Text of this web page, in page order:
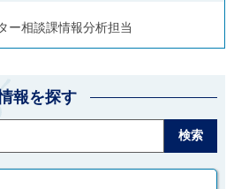
ー相談課情報分析担当
報を探す